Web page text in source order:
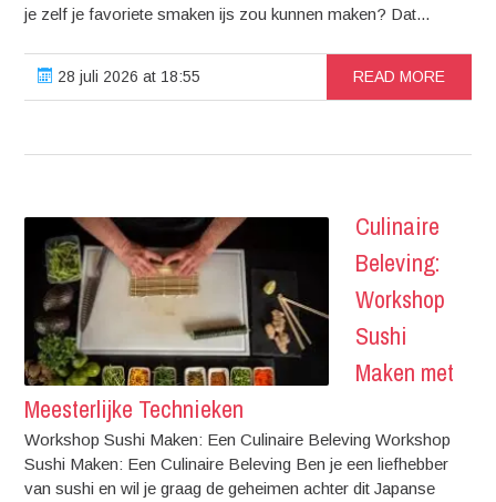
je zelf je favoriete smaken ijs zou kunnen maken? Dat...
28 juli 2026 at 18:55 READ MORE
Culinaire
Beleving:
Workshop
Sushi
Maken met
Meesterlijke Technieken
Workshop Sushi Maken: Een Culinaire Beleving Workshop
Sushi Maken: Een Culinaire Beleving Ben je een liefhebber
van sushi en wil je graag de geheimen achter dit Japanse